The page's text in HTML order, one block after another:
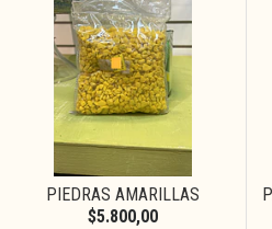
PIEDRAS AMARILLAS
$5.800,00